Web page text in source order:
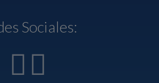
Sociales: